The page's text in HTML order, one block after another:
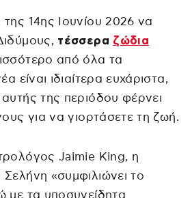
14ης Ιουνίου 2026 να
τέσσερα ζώδια
από όλα τα
είναι ιδιαίτερα ευχάριστα,
της περιόδου φέρνει
για να γιορτάσετε τη ζωή.
Jaimie King, η
«συμφιλιώνει το
με τα υποσυνείδητα